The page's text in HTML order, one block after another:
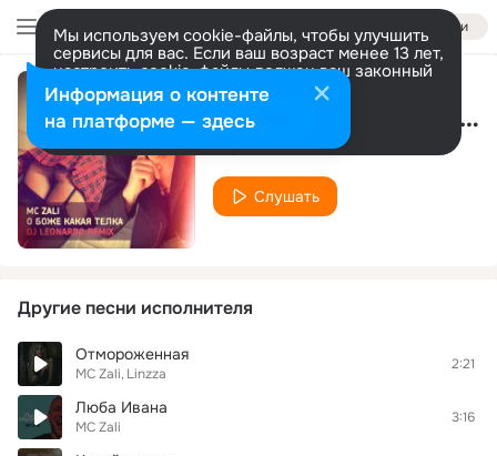
Войти
Мы используем cookie-файлы, чтобы улучшить
сервисы для вас. Если ваш возраст менее 13 лет,
настроить cookie-файлы должен ваш законный
представитель. Больше информации
Разрешить все Настроить Кайф (Extended Mix)
MC Zali
Слушать
Другие песни исполнителя
Отмороженная
MC Zali Linzza
2:21
Люба Ивана
MC Zali
3:16
Информация о контенте
на платформе — здесь